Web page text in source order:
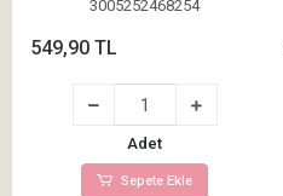
3005252468254
549,90 TL
Adet
Sepete Ekle